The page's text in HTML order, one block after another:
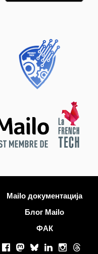
Mailo документација
Блог Mailo
ФАК
Facebook
Mastodon
BlueskyLinkedInInstagram
Threads